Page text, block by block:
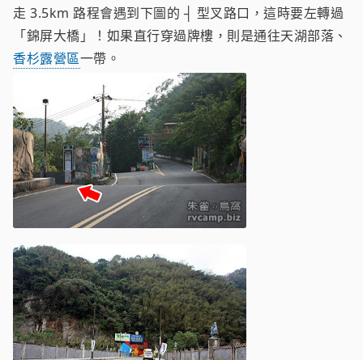
走 3.5km 路程會遇到下圖的 ┤ 型叉路口，這時要左轉過
「錦屏大橋」！如果直行穿過牌樓，則是通往天湖部落、
香杉露營區一帶。